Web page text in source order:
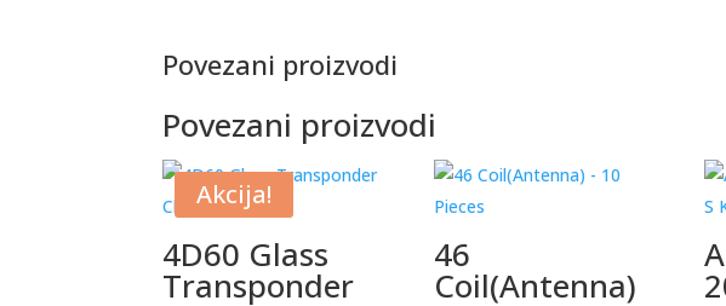
Povezani proizvodi
Povezani proizvodi
Akcija!
4D60 Glass
Transponder
46
Coil(Antenna)